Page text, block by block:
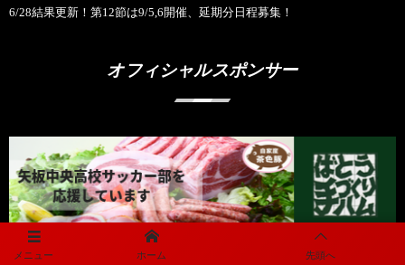
メニュー ホーム 先頭へ
6/28結果更新！第12節は9/5,6開催、延期分日程募集！
オフィシャルスポンサー